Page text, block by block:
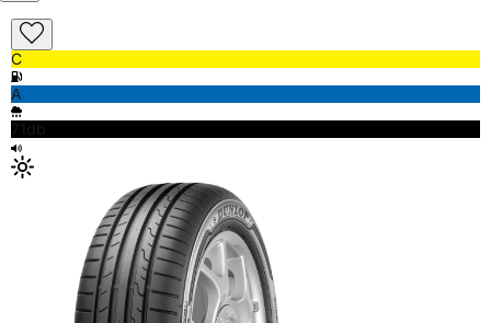
C
A
71db